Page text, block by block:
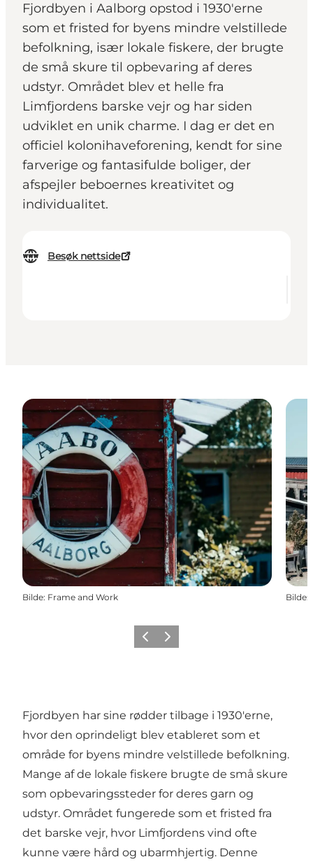
Fjordbyen i Aalborg opstod i 1930'erne
som et fristed for byens mindre velstillede
befolkning, især lokale fiskere, der brugte
de små skure til opbevaring af deres
udstyr. Området blev et helle fra
Limfjordens barske vejr og har siden
udviklet en unik charme. I dag er det en
officiel kolonihaveforening, kendt for sine
farverige og fantasifulde boliger, der
afspejler beboernes kreativitet og
individualitet.
Besøk nettside
Bilde: Frame and Work Bilde:
ForrigeNeste
Fjordbyen har sine rødder tilbage i 1930'erne,
hvor den oprindeligt blev etableret som et
område for byens mindre velstillede befolkning.
Mange af de lokale fiskere brugte de små skure
som opbevaringssteder for deres garn og
udstyr. Området fungerede som et fristed fra
det barske vejr, hvor Limfjordens vind ofte
kunne være hård og ubarmhjertig. Denne